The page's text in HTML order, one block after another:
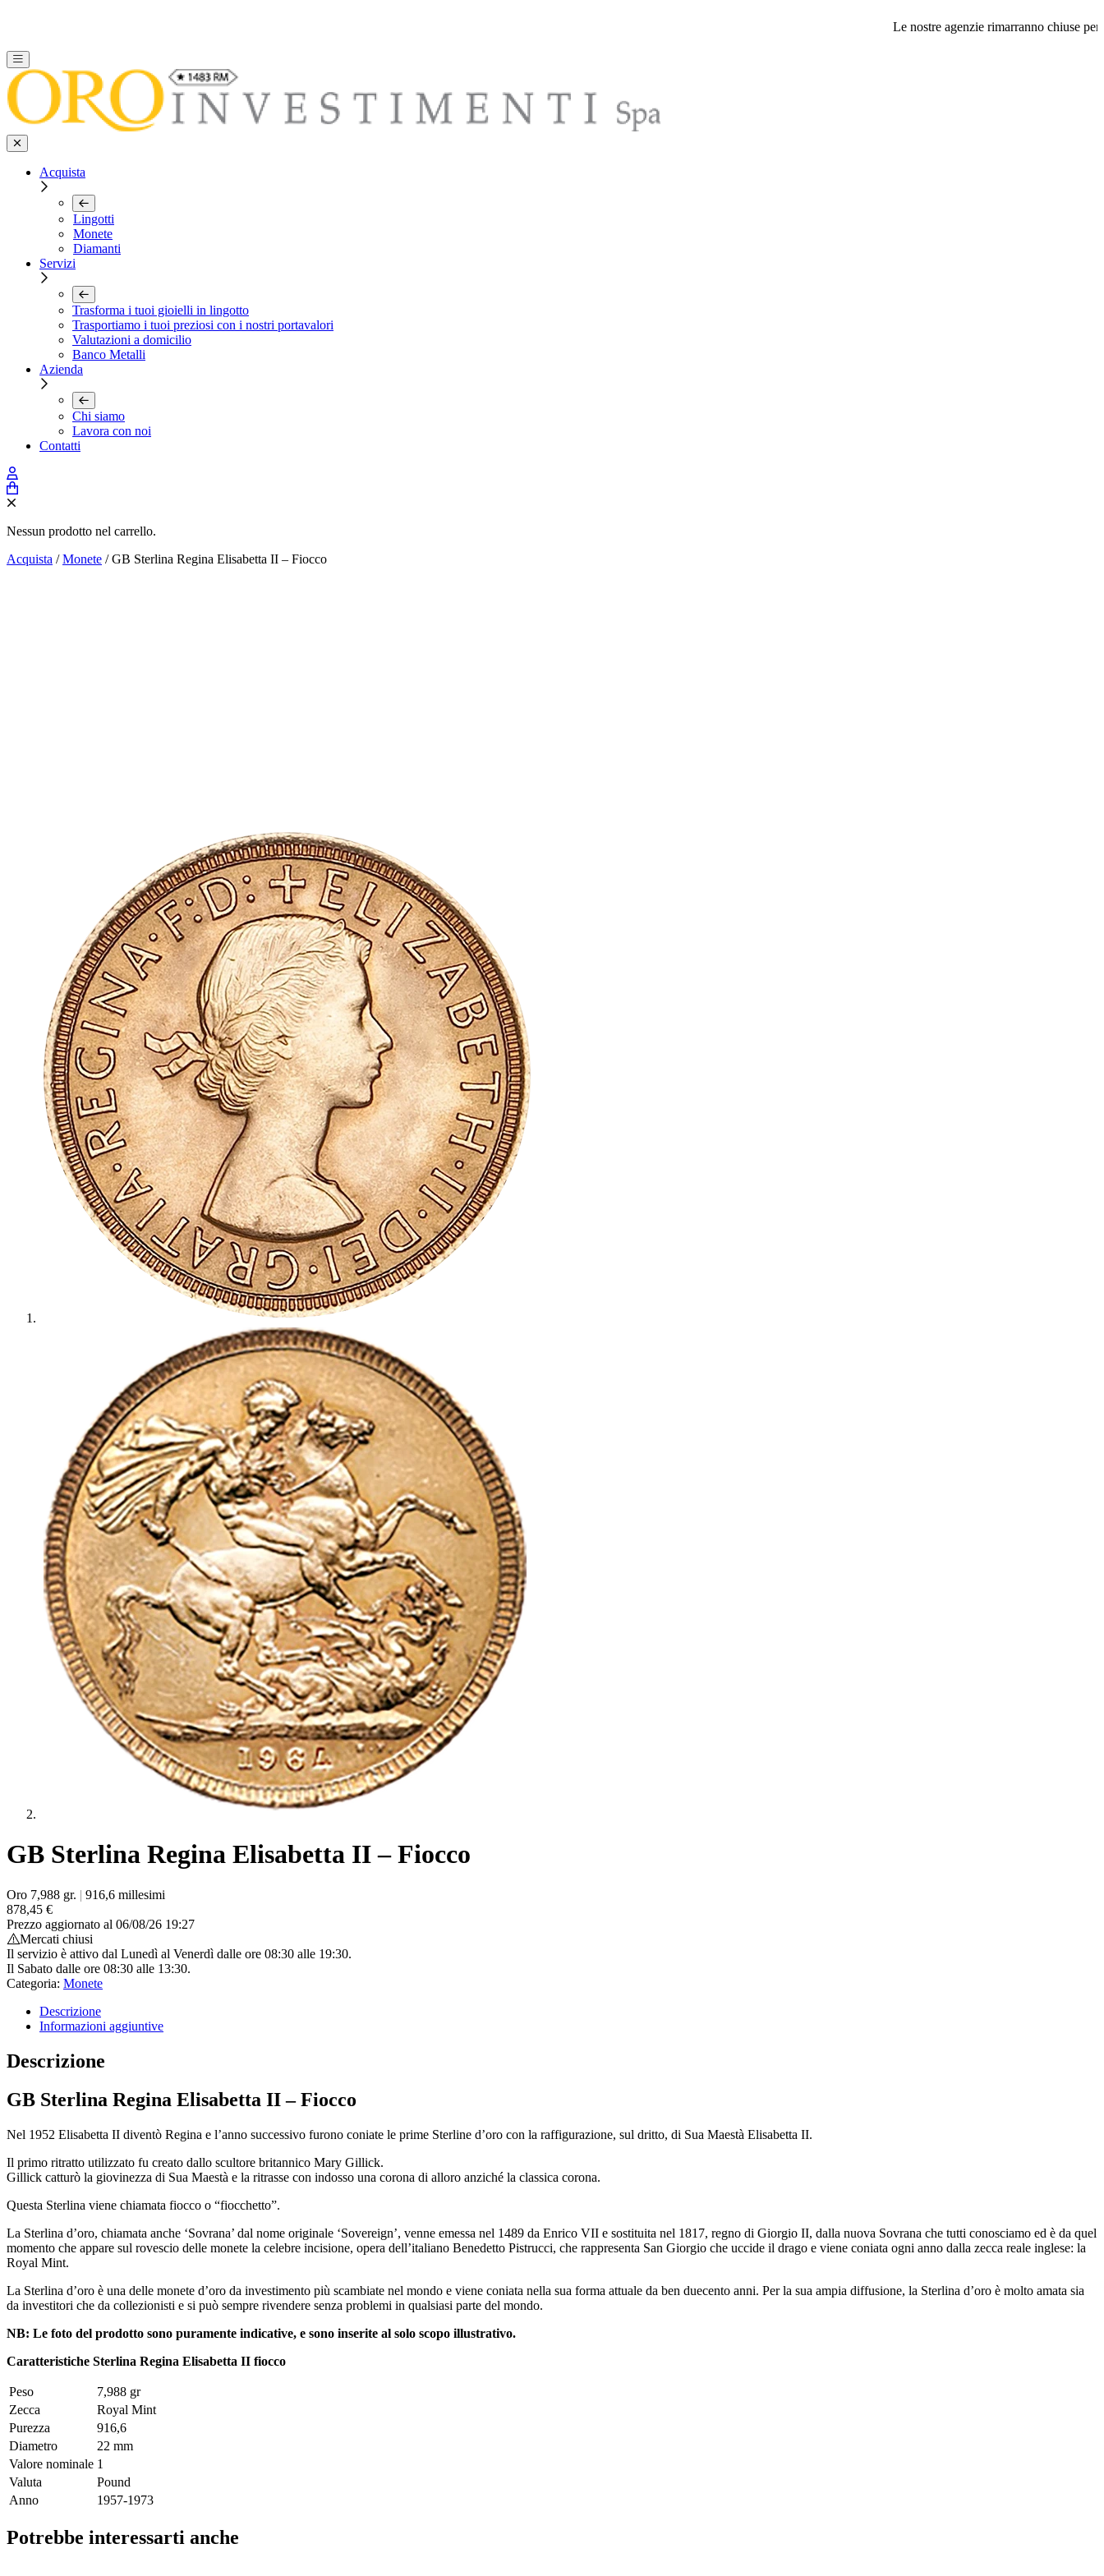
Le nostre agenzie rimarranno chiuse per
Acquista
Lingotti
Monete
Diamanti
Servizi
Trasforma i tuoi gioielli in lingotto
Trasportiamo i tuoi preziosi con i nostri portavalori
Valutazioni a domicilio
Banco Metalli
Azienda
Chi siamo
Lavora con noi
Contatti
Nessun prodotto nel carrello.
Acquista /Monete / GB Sterlina Regina Elisabetta II – Fiocco
GB Sterlina Regina Elisabetta II – Fiocco
Oro 7,988 gr. | 916,6 millesimi
878,45 €
Prezzo aggiornato al 06/08/26 19:27
Mercati chiusi
Il servizio è attivo dal Lunedì al Venerdì dalle ore 08:30 alle 19:30.
Il Sabato dalle ore 08:30 alle 13:30.
Categoria: Monete
Descrizione
Informazioni aggiuntive
Descrizione
GB Sterlina Regina Elisabetta II – Fiocco
Nel 1952 Elisabetta II diventò Regina e l’anno successivo furono coniate le prime Sterline d’oro con la raffigurazione, sul dritto, di Sua Maestà Elisabetta II.
Il primo ritratto utilizzato fu creato dallo scultore britannico Mary Gillick.
Gillick catturò la giovinezza di Sua Maestà e la ritrasse con indosso una corona di alloro anziché la classica corona.
Questa Sterlina viene chiamata fiocco o “fiocchetto”.
La Sterlina d’oro, chiamata anche ‘Sovrana’ dal nome originale ‘Sovereign’, venne emessa nel 1489 da Enrico VII e sostituita nel 1817, regno di Giorgio II, dalla nuova Sovrana che tutti conosciamo ed è da quel
momento che appare sul rovescio delle monete la celebre incisione, opera dell’italiano Benedetto Pistrucci, che rappresenta San Giorgio che uccide il drago e viene coniata ogni anno dalla zecca reale inglese: la
Royal Mint.
La Sterlina d’oro è una delle monete d’oro da investimento più scambiate nel mondo e viene coniata nella sua forma attuale da ben duecento anni. Per la sua ampia diffusione, la Sterlina d’oro è molto amata sia
da investitori che da collezionisti e si può sempre rivendere senza problemi in qualsiasi parte del mondo.
NB: Le foto del prodotto sono puramente indicative, e sono inserite al solo scopo illustrativo.
Caratteristiche Sterlina Regina Elisabetta II fiocco
Peso
7,988 gr
Zecca
Royal Mint
Purezza
916,6
Diametro
22 mm
Valore nominale 1
Valuta
Pound
Anno
1957-1973
Potrebbe interessarti anche